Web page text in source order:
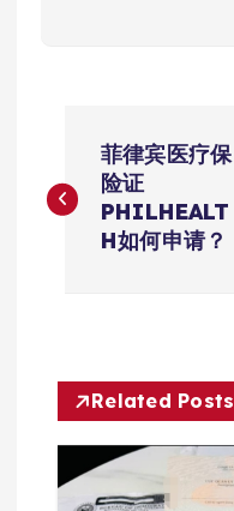
章
菲律宾医疗保
险证
PHILHEALT
H如何申请？
Related Posts